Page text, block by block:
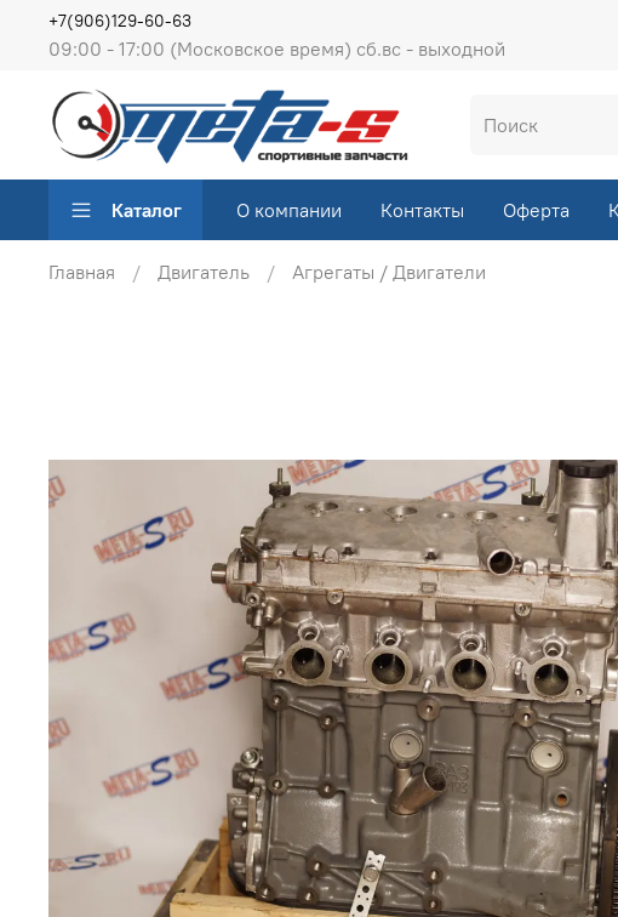
09:00 - 17:00 (Московское время) сб.вс - выходной
+7(906)129-60-63
Каталог О компании Контакты Оферта
Главная Двигатель Агрегаты / Двигатели